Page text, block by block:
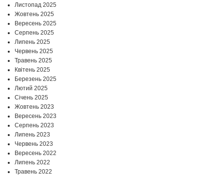
Листопад 2025
Жовтень 2025
Вересень 2025
Серпень 2025
Липень 2025
Червень 2025
Травень 2025
Квітень 2025
Березень 2025
Лютий 2025
Січень 2025
Жовтень 2023
Вересень 2023
Серпень 2023
Липень 2023
Червень 2023
Вересень 2022
Липень 2022
Травень 2022